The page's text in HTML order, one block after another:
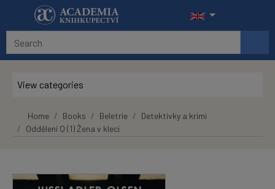
Skip to main content
View categories
Home Books Beletrie
Detektivky a krimi
Oddělení Q (1) Žena v kleci